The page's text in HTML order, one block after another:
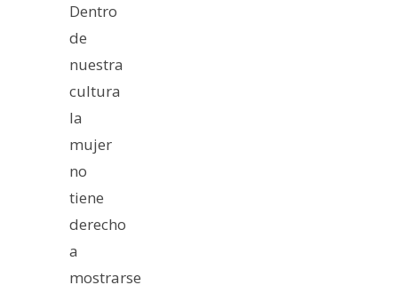
Dentro
de
nuestra
cultura
la
mujer
no
tiene
derecho
a
mostrarse